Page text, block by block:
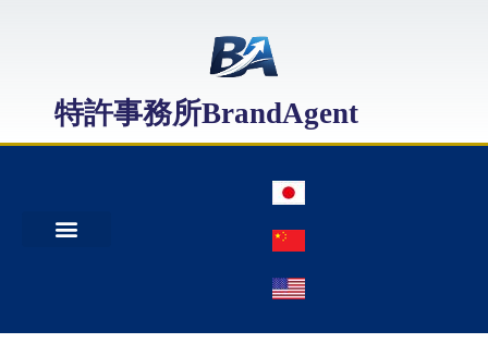
特許事務所BrandAgent